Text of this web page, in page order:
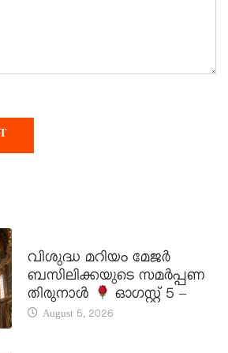
വിശുദ്ധ മറിയം മേജർ
ബസിലിക്കയുടെ സമർപ്പണ
തിരുനാൾ
ഓഗസ്റ്റ് 5 –
August 5, 2026